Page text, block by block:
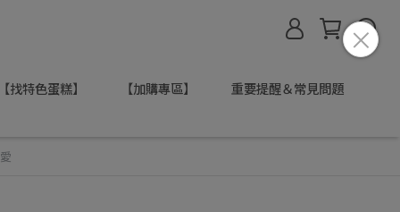
找特色蛋糕】 【加購專區】 重要提醒＆常見問題